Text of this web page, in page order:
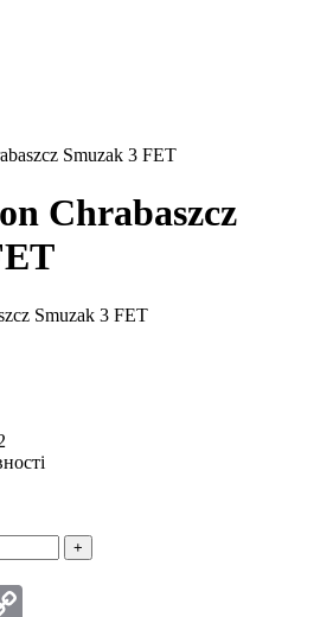
Smuzak 3 FET
Chrabaszcz
+